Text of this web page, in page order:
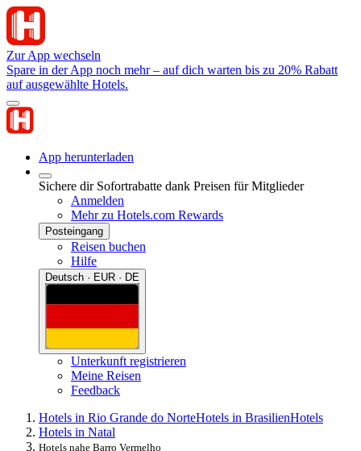
Zur App wechseln
Spare in der App noch mehr – auf dich warten bis zu 20% Rabatt
auf ausgewählte Hotels.
App herunterladen
Sichere dir Sofortrabatte dank Preisen für Mitglieder
Anmelden
Mehr zu Hotels.com Rewards
Posteingang
Reisen buchen
Hilfe
Deutsch · EUR · DE
Unterkunft registrieren
Meine Reisen
Feedback
Hotels in Rio Grande do NorteHotels in BrasilienHotels
Hotels in Natal
Hotels nahe Barro Vermelho